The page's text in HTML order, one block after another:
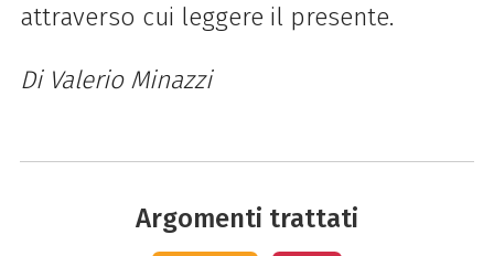
attraverso cui leggere il presente.
Di Valerio Minazzi
Argomenti trattati